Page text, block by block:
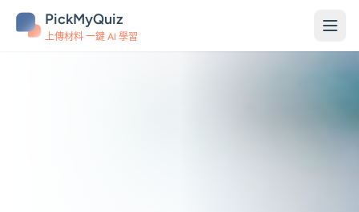
PickMyQuiz
上傳材料 一鍵 AI 學習